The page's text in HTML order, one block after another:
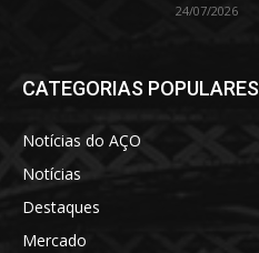
24/07/2026
CATEGORIAS POPULARES
Notícias do AÇO
Notícias
Destaques
Mercado